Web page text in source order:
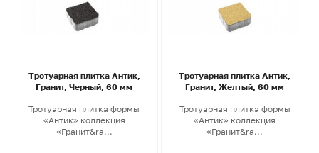
Тротуарная плитка Антик,
Гранит, Черный, 60 мм
Тротуарная плитка формы
«Антик» коллекция
«Гранит&ra...
Тротуарная плитка Антик,
Гранит, Желтый, 60 мм
Тротуарная плитка формы
«Антик» коллекция
«Гранит&ra...